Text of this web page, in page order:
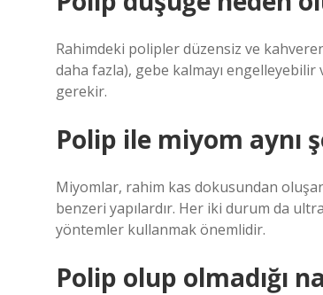
Rahimdeki polipler düzensiz ve
daha fazla), gebe kalmayı
gerekir.
Polip ile miyom aynı
Miyomlar, rahim kas dokusundan
benzeri yapılardır. Her iki durum da
yöntemler kullanmak önemlidir.
Polip olup olmadığı